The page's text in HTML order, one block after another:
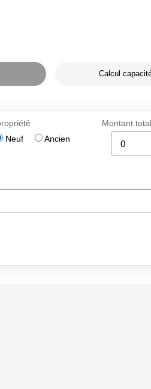
Calcul